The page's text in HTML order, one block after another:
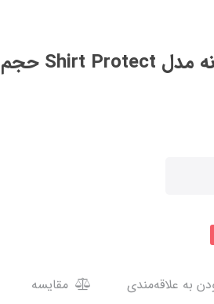
اسپری لورال ضد تعریق مردانه مدل Shirt Protect حجم
مقایسه